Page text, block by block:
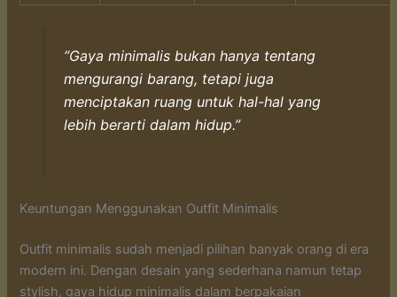
“Gaya minimalis bukan hanya tentang
mengurangi barang, tetapi juga
menciptakan ruang untuk hal-hal yang
lebih berarti dalam hidup.”
Keuntungan Menggunakan Outfit Minimalis
Outfit minimalis sudah menjadi pilihan banyak orang di era
modern ini. Dengan desain yang sederhana namun tetap
stylish, gaya hidup minimalis dalam berpakaian